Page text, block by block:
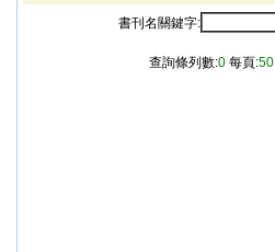
書刊名關鍵字:
查詢條列數:0 每頁:50